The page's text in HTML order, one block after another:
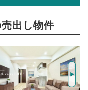
万円
年
2番館
円
出し物件